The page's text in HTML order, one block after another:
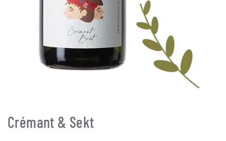
Crémant & Sekt